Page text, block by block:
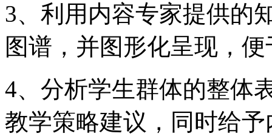
3、利用内容专家提供的
图谱，并图形化呈现，
4、分析学生群体的整体
教学策略建议，同时给